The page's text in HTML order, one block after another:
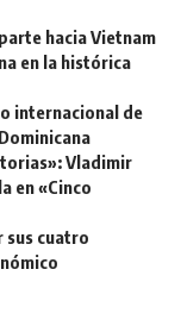
hacia Vietnam
en la histórica
internacional de
Vladimir
en «Cinco
sus cuatro